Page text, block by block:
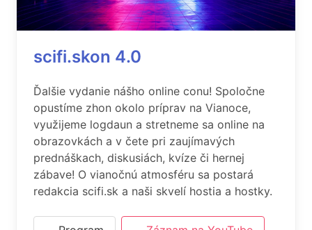
scifi.skon 4.0
Ďalšie vydanie nášho online conu! Spoločne
opustíme zhon okolo príprav na Vianoce,
využijeme logdaun a stretneme sa online na
obrazovkách a v čete pri zaujímavých
prednáškach, diskusiách, kvíze či hernej
zábave! O vianočnú atmosféru sa postará
redakcia scifi.sk a naši skvelí hostia a hostky.